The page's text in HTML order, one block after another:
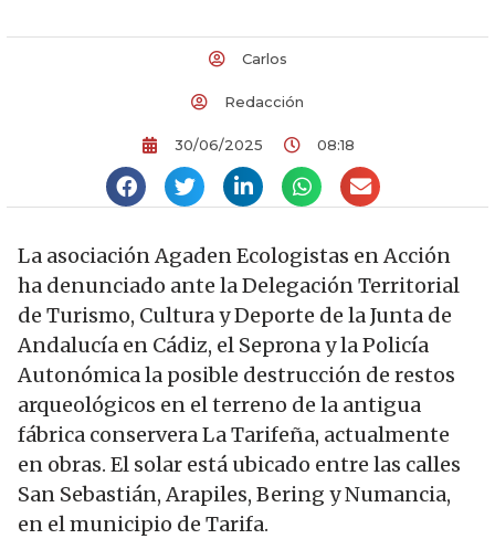
Carlos
Redacción
30/06/2025 08:18
La asociación Agaden Ecologistas en Acción
ha denunciado ante la Delegación Territorial
de Turismo, Cultura y Deporte de la Junta de
Andalucía en Cádiz, el Seprona y la Policía
Autonómica la posible destrucción de restos
arqueológicos en el terreno de la antigua
fábrica conservera La Tarifeña, actualmente
en obras. El solar está ubicado entre las calles
San Sebastián, Arapiles, Bering y Numancia,
en el municipio de Tarifa.